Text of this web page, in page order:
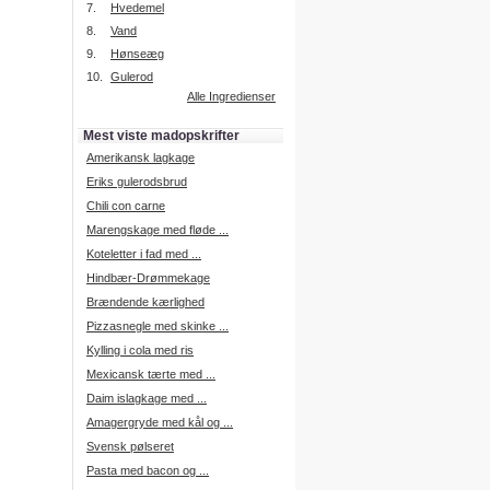
Intelligent søgning
Få foreslået opskrifter.
Prøv vores nye "Foreslå
Læs mere her.
Vi har nu oprettet et mad forum,
hvor i kan dele jeres erfaringer.
Log på med dine oplysninger fra
Madopskrifter.nu.
Gå til forum
Indkøbsliste på SMS
på SMS.
For at benytte SMS funktionen,
7.
Hvedemel
8.
Vand
9.
Hønseæg
10.
Gulerod
Alle Ingredienser
Mest viste madopskrifter
Amerikansk lagkage
Eriks gulerodsbrud
Chili con carne
Marengskage med fløde ...
Koteletter i fad med ...
Hindbær-Drømmekage
Brændende kærlighed
Pizzasnegle med skinke ...
Kylling i cola med ris
Mexicansk tærte med ...
Daim islagkage med ...
Amagergryde med kål og ...
Svensk pølseret
Pasta med bacon og ...